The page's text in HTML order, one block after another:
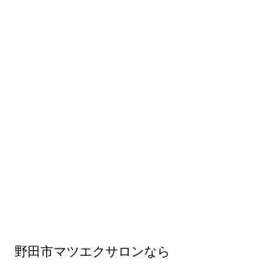
野田市マツエクサロンなら